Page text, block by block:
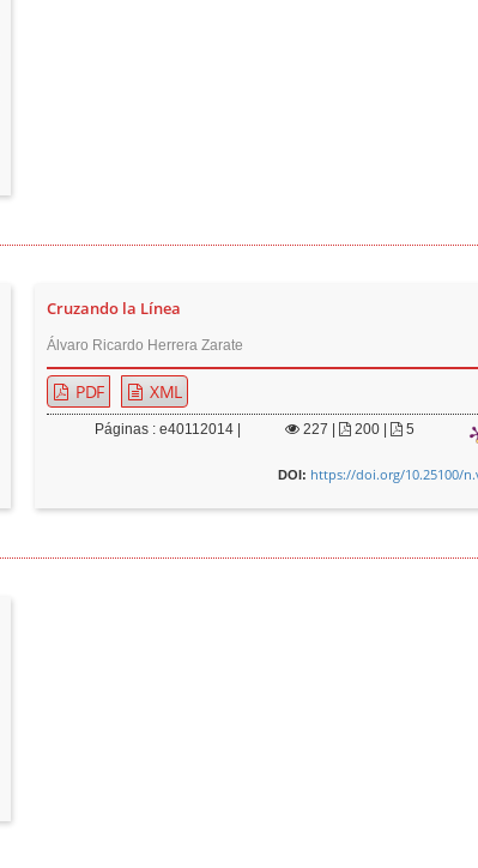
Cruzando la Línea
Álvaro Ricardo Herrera Zarate
PDF XML
Páginas : e40112014 | 227 200 | 5
DOI: https://doi.org/10.25100/